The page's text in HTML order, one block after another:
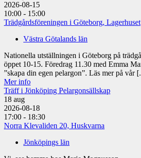
2026-08-15
10:00 - 15:00
Trädgårdsföreningen i Göteborg, Lagerhuset
Västra Götalands län
Nationella utställningen i Göteborg på
öppet 10-15. Föredrag 11.30 med Emma
”skapa din egen pelargon”. Läs mer på vår
Mer info
Träff i Jönköping Pelargonsällskap
18 aug
2026-08-18
17:00 - 18:30
Norra Klevaliden 20, Huskvarna
Jönköpings län